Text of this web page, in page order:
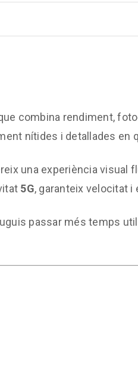
combina rendiment,
nítides i detallades en
una experiència visual
5G, garanteix velocitat
passar més temps